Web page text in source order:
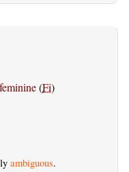
(Fi)
ambiguous.